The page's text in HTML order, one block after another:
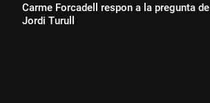
Carme Forcadell respon a la pregunta de
Jordi Turull